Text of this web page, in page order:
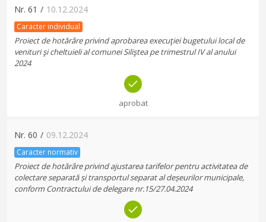
Nr. 61 / 10.12.2024
Caracter individual
Proiect de hotărâre privind aprobarea execuţiei bugetului local de
venituri şi cheltuieli al comunei Siliştea pe trimestrul IV al anului
2024
aprobat
Nr. 60 / 09.12.2024
Caracter normativ
Proiect de hotărâre privind ajustarea tarifelor pentru activitatea de
colectare separată și transportul separat al deșeurilor municipale,
conform Contractului de delegare nr.15/27.04.2024